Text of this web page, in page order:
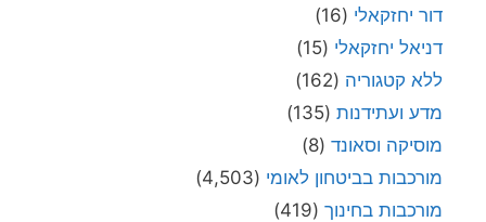
דור יחזקאלי (16)
דניאל יחזקאלי (15)
ללא קטגוריה (162)
מדע ועתידנות (135)
מוסיקה וסאונד (8)
מורכבות בביטחון לאומי (4,503)
מורכבות בחינוך (419)